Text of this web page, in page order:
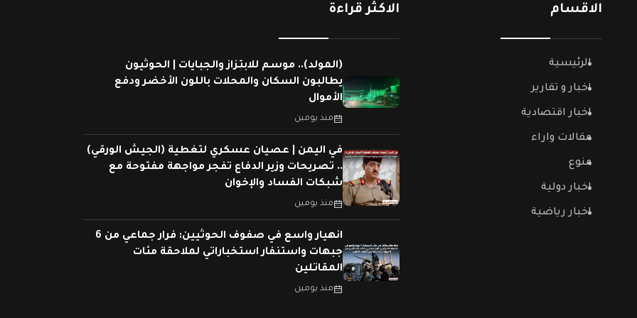
الاقسام
الرئيسية
اخبار و تقارير
اخبار اقتصادية
مقالات واراء
منوع
اخبار دولية
اخبار رياضية
الاكثر قراءة
(المولد).. موسم للابتزاز والجبايات | الحوثيون
يطالبون السكان والمحلات باللون الأخضر ودفع
الأموال
منذ يومين
في اليمن | عصيان عسكري لتغطية (الجيش الورقي)
.. تصريحات وزير الدفاع تفجر مواجهة مفتوحة مع
شبكات الفساد والإخوان
منذ يومين
انهيار واسع في صفوف الحوثيين: فرار جماعي من 6
جبهات واستنفار استخباراتي لملاحقة مئات
المقاتلين
منذ يومين